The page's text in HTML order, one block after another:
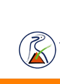
內